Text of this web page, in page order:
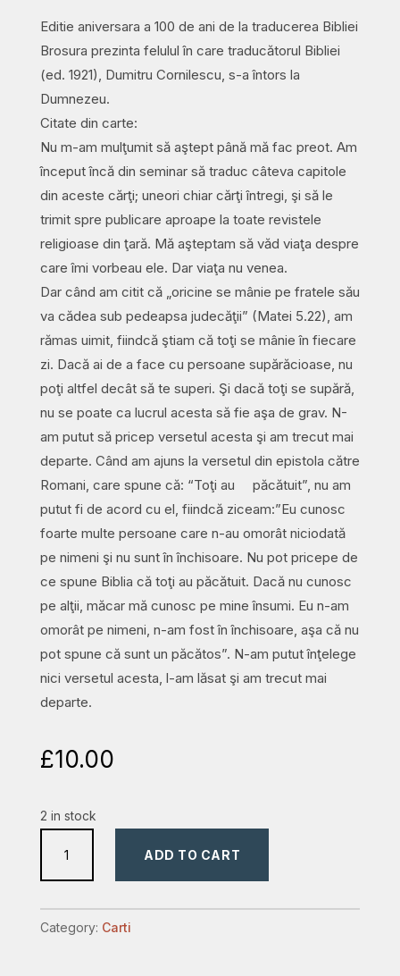
Editie aniversara a 100 de ani de la traducerea Bibliei
Brosura prezinta felulul în care traducătorul Bibliei
(ed. 1921), Dumitru Cornilescu, s-a întors la
Dumnezeu.
Citate din carte:
Nu m-am mulţumit să aştept până mă fac preot. Am
început încă din seminar să traduc câteva capitole
din aceste cărţi; uneori chiar cărţi întregi, şi să le
trimit spre publicare aproape la toate revistele
religioase din ţară. Mă aşteptam să văd viaţa despre
care îmi vorbeau ele. Dar viaţa nu venea.
Dar când am citit că „oricine se mânie pe fratele său
va cădea sub pedeapsa judecăţii” (Matei 5.22), am
rămas uimit, fiindcă ştiam că toţi se mânie în fiecare
zi. Dacă ai de a face cu persoane supărăcioase, nu
poţi altfel decât să te superi. Şi dacă toţi se supără,
nu se poate ca lucrul acesta să fie aşa de grav. N-
am putut să pricep versetul acesta şi am trecut mai
departe. Când am ajuns la versetul din epistola către
Romani, care spune că: “Toţi au păcătuit”, nu am
putut fi de acord cu el, fiindcă ziceam:”Eu cunosc
foarte multe persoane care n-au omorât niciodată
pe nimeni şi nu sunt în închisoare. Nu pot pricepe de
ce spune Biblia că toţi au păcătuit. Dacă nu cunosc
pe alţii, măcar mă cunosc pe mine însumi. Eu n-am
omorât pe nimeni, n-am fost în închisoare, aşa că nu
pot spune că sunt un păcătos”. N-am putut înţelege
nici versetul acesta, l-am lăsat şi am trecut mai
departe.
£10.00
2 in stock
întors
la
ADD TO CART
Category: Carti